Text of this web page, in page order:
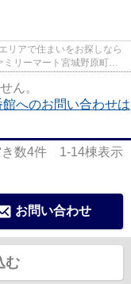
リアで住まいをお探しなら
ミリーマート宮城野原町店
ん。
へのお問い合わせは
数4件 1-14棟表示
お問い合わせ
む